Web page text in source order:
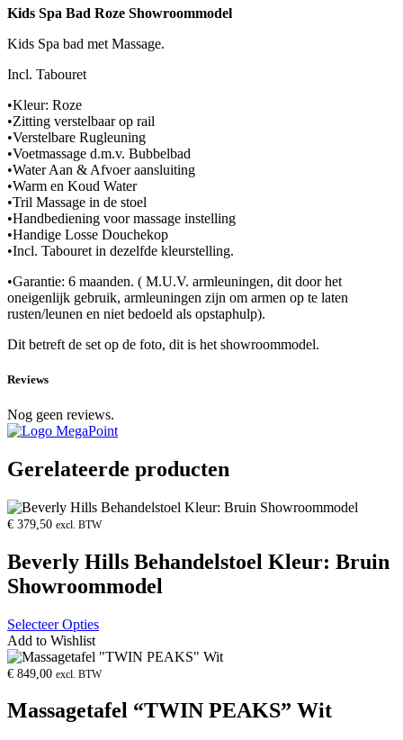
Kids Spa Bad Roze Showroommodel
Kids Spa bad met Massage.
Incl. Tabouret
•Kleur: Roze
•Zitting verstelbaar op rail
•Verstelbare Rugleuning
•Voetmassage d.m.v. Bubbelbad
•Water Aan & Afvoer aansluiting
•Warm en Koud Water
•Tril Massage in de stoel
•Handbediening voor massage instelling
•Handige Losse Douchekop
•Incl. Tabouret in dezelfde kleurstelling.
•Garantie: 6 maanden. ( M.U.V. armleuningen, dit door het
oneigenlijk gebruik, armleuningen zijn om armen op te laten
rusten/leunen en niet bedoeld als opstaphulp).
Dit betreft de set op de foto, dit is het showroommodel.
Reviews
Nog geen reviews.
Gerelateerde producten
Product
openen
€ 379,50 excl. BTW
Beverly Hills Behandelstoel Kleur: Bruin
Showroommodel
Selecteer Opties
Add to Wishlist
Product
openen
€ 849,00 excl. BTW
Massagetafel “TWIN PEAKS” Wit